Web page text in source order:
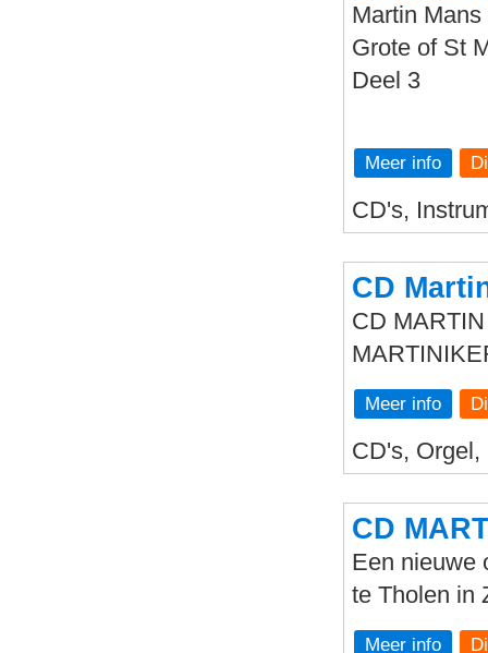
Martin
Grote of St
Deel 3
Meer info
CD's,
CD
CD
Meer info
CD's, Orgel,
CD
Een nieuwe
te Tholen in
Meer info